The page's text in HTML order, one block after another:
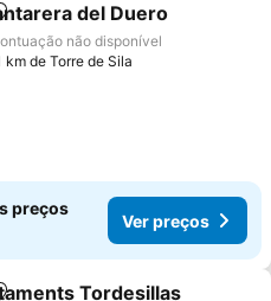
aos favoritos
del Duero
não disponível
km de Torre de Sila
preços
Ver preços
Tordesillas